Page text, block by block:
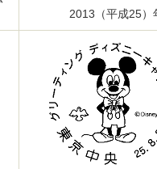
2013（平成25）